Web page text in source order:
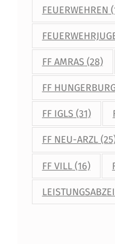
FEUERWEHREN
FF AMRAS (28)
FF
FF IGLS (31)
FF NEU-ARZL
FF VILL(16)